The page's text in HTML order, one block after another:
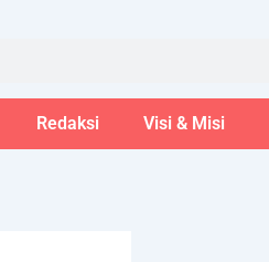
Redaksi Visi & Misi